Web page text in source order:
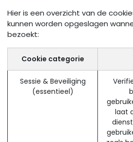
Hier is een overzicht van de
kunnen worden opgeslagen
bezoekt:
Cookie categorie
Sessie & Beveiliging
(essentieel)
laat